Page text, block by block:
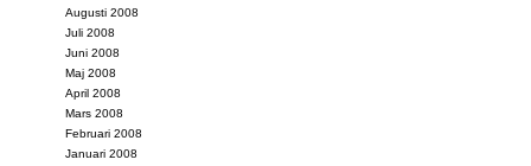
Augusti 2008
Juli 2008
Juni 2008
Maj 2008
April 2008
Mars 2008
Februari 2008
Januari 2008